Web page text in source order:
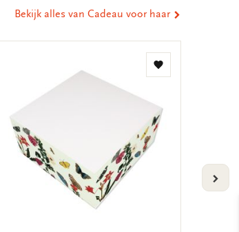
Bekijk alles van Cadeau voor haar
Toevoegen